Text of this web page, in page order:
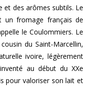
des arômes subtils. Le
un fromage français de
le Coulommiers. Le
du Saint-Marcellin,
ivoire, légèrement
au début du XXe
pour valoriser son lait et